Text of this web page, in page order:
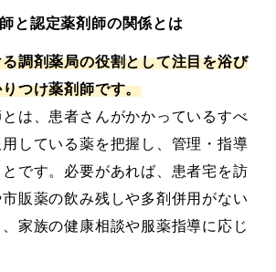
と認定薬剤師の関係とは
調剤薬局の役割として注目を浴び
つけ薬剤師です。
は、患者さんがかかっているすべ
している薬を把握し、管理・指導
です。必要があれば、患者宅を訪
販薬の飲み残しや多剤併用がない
家族の健康相談や服薬指導に応じ